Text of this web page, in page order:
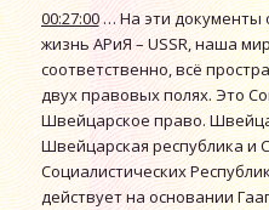
00:27:00… На эти документы
жизнь АРиЯ – USSR, наша
соответственно, всё
двух правовых полях. Это
Швейцарское право.
Швейцарская республика и
Социалистических
действует на основании